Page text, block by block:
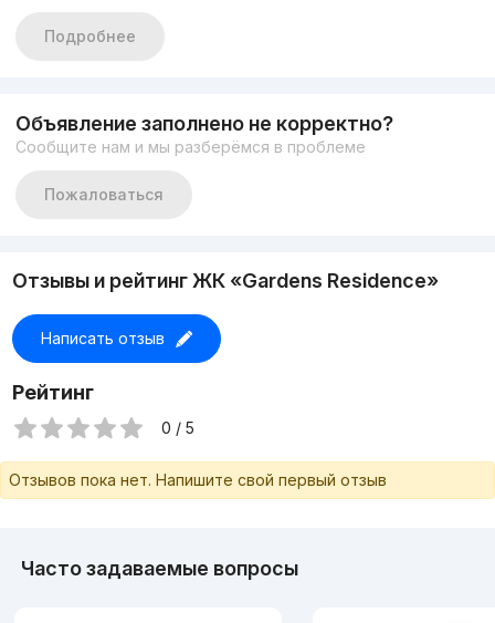
Развитая инфраструктура, все пошаговой доступности!
Все остальные подробности можете узнать по телефону!
« ЦУМ-Книжный мир»
Имеется огромная база для подбора квартир по вашему
Подробнее
Объявление заполнено не корректно?
Сообщите нам и мы разберёмся в проблеме
Пожаловаться
Отзывы и рейтинг ЖК «Gardens Residence»
Написать отзыв
Рейтинг
0 / 5
Отзывов пока нет. Напишите свой первый отзыв
Часто задаваемые вопросы